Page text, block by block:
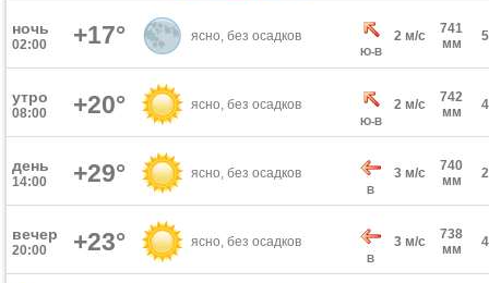
ночь
02:00 +17° ясно, без осадков
Ю-В
2 м/с
741
мм
утро
08:00 +20° ясно, без осадков
Ю-В
2 м/с
742
мм
день
14:00 +29° ясно, без осадков
В
3 м/с
740
мм
вечер
20:00 +23° ясно, без осадков
В
3 м/с
738
мм